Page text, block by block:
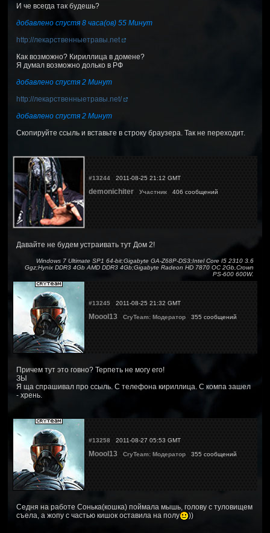
И че всегда так будешь?
добавлено спустя 8 часа(ов) 55 Минут
http://лекарственныетравы.net
Как возможно? Кириллица в домене?
Я думал возможно долько в РФ
добавлено спустя 2 Минут
http://лекарственныетравы.net/
добавлено спустя 2 Минут
Скопируйте ссыль и вставьте в строку браузера. Так не переходит.
#13244 2011-08-25 21:12 GMT
demonichiter Участник 406 сообщений
Давайте не будем устраивать тут Дом 2!
Windows 7 Ultimate SP1 64-bit;Gigabyte GA-Z68P-DS3;Intel Core I5 2310 3.6
Ggz;Hynix DDR3 4Gb AMD DDR3 4Gb;Gigabyte Radeon HD 7870 OC 2Gb,Crown
PS-600 600W.
#13245 2011-08-25 21:32 GMT
Moool13 CryTeam: Модератор 355 сообщений
Причем тут это говно? Терпеть не могу его!
ЗЫ
Я ща спрашивал про ссыль. С телефона кириллица. С компа зашел
- хрень.
#13258 2011-08-27 05:53 GMT
Moool13 CryTeam: Модератор 355 сообщений
Седня на работе Сонька(кошка) поймала мышь, голову с туловищем
съела, а жопу с частью кишок оставила на полу
))